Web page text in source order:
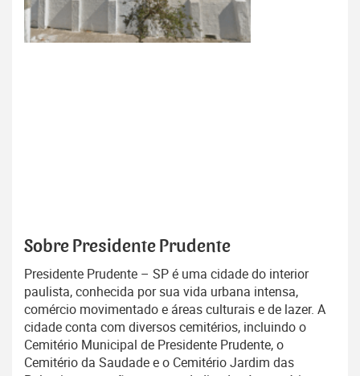
Sobre Presidente Prudente
Presidente Prudente – SP é uma cidade do interior
paulista, conhecida por sua vida urbana intensa,
comércio movimentado e áreas culturais e de lazer. A
cidade conta com diversos cemitérios, incluindo o
Cemitério Municipal de Presidente Prudente, o
Cemitério da Saudade e o Cemitério Jardim das